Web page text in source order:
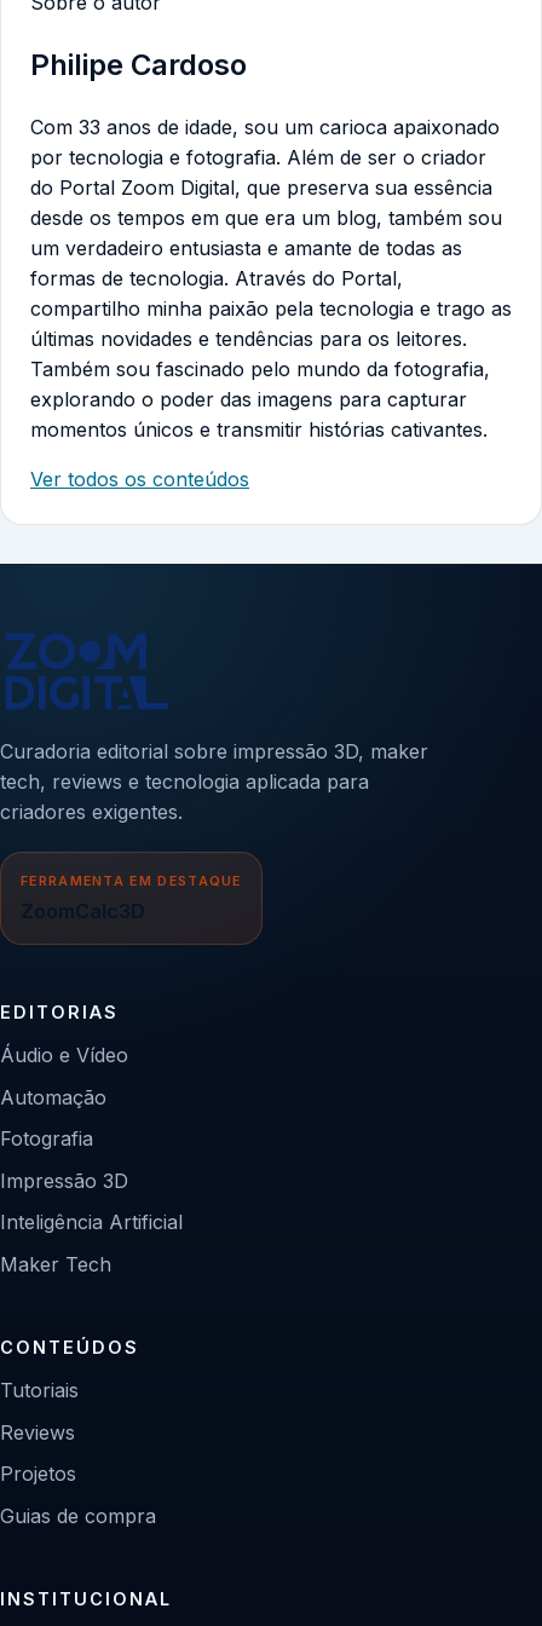
Philipe Cardoso
Com 33 anos de idade, sou um carioca apaixonado
por tecnologia e fotografia. Além de ser o criador
do Portal Zoom Digital, que preserva sua essência
desde os tempos em que era um blog, também sou
um verdadeiro entusiasta e amante de todas as
formas de tecnologia. Através do Portal,
compartilho minha paixão pela tecnologia e trago as
últimas novidades e tendências para os leitores.
Também sou fascinado pelo mundo da fotografia,
explorando o poder das imagens para capturar
momentos únicos e transmitir histórias cativantes.
Ver todos os conteúdos
Curadoria editorial sobre impressão 3D, maker
tech, reviews e tecnologia aplicada para
criadores exigentes.
FERRAMENTA EM DESTAQUE
ZoomCalc3D
EDITORIAS
Áudio e Vídeo
Automação
Fotografia
Impressão 3D
Inteligência Artificial
Maker Tech
CONTEÚDOS
Tutoriais
Reviews
Projetos
Guias de compra
INSTITUCIONAL